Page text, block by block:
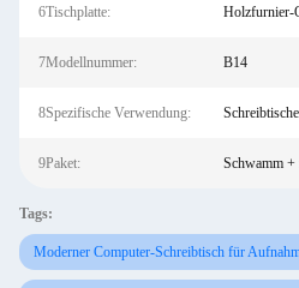
6Tischplatte: Holzfurnier-
7Modellnummer: B14
8Spezifische Verwendung: Schreibtische
9Paket: Schwamm
Tags:
Moderner Computer-Schreibtisch für